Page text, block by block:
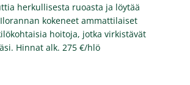
herkullisesta ruoasta ja löytää
kokeneet ammattilaiset
hoitoja, jotka virkistävät
Hinnat alk. 275 €/hlö